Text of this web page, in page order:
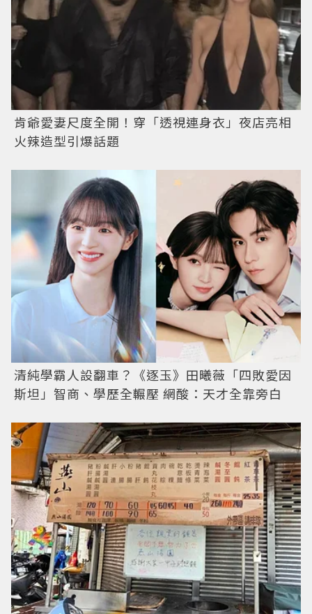
肯爺愛妻尺度全開！穿「透視連身衣」夜店亮相
火辣造型引爆話題
清純學霸人設翻車？《逐玉》田曦薇「四敗愛因
斯坦」智商、學歷全輾壓 網酸：天才全靠旁白